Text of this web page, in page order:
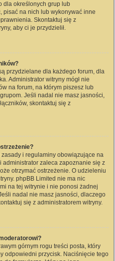
dla określonych grup lub
pisać na nich lub wykonywać inne
Skontaktuj się z
aby ci je przydzielił.
przydzielane dla każdego forum, dla
Administrator witryny mógł nie
na forum, na którym piszesz lub
Jeśli nadal nie masz jasności,
skontaktuj się z
i regulaminy obowiązujące na
zaleca zapoznanie się z
otrzymać ostrzeżenie. O udzieleniu
phpBB Limited nie ma nic
na tej witrynie i nie ponosi żadnej
nadal nie masz jasności, dlaczego
się z administratorem witryny.
górnym rogu treści posta, który
odpowiedni przycisk. Naciśnięcie tego